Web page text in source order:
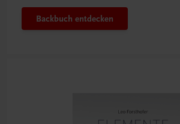
Backbuch entdecken